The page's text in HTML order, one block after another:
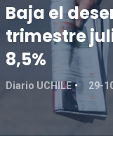
Baja el
trimestre
8,5%
Diario UCHILE 29-